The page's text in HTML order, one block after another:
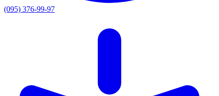
(095) 376-99-97